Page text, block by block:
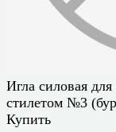
Игла силовая
стилетом №3
Купить